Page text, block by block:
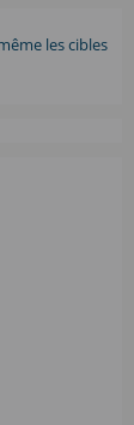
les cibles